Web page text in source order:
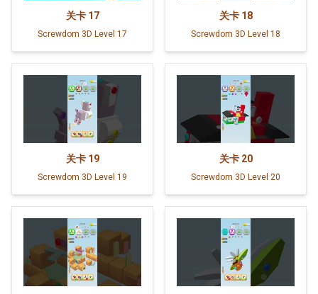
关卡 17
Screwdom 3D Level 17
关卡 18
Screwdom 3D Level 18
关卡 19
Screwdom 3D Level 19
关卡 20
Screwdom 3D Level 20